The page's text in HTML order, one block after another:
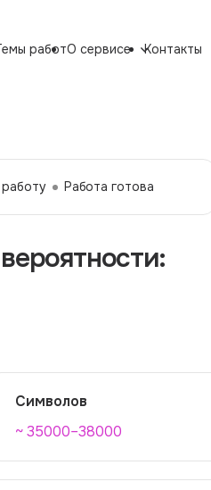
работО сервисе Контакты
Работа готова
Символов
~ 35000–38000